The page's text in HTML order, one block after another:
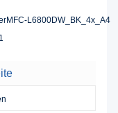
L6800DW_BK_4x_A4